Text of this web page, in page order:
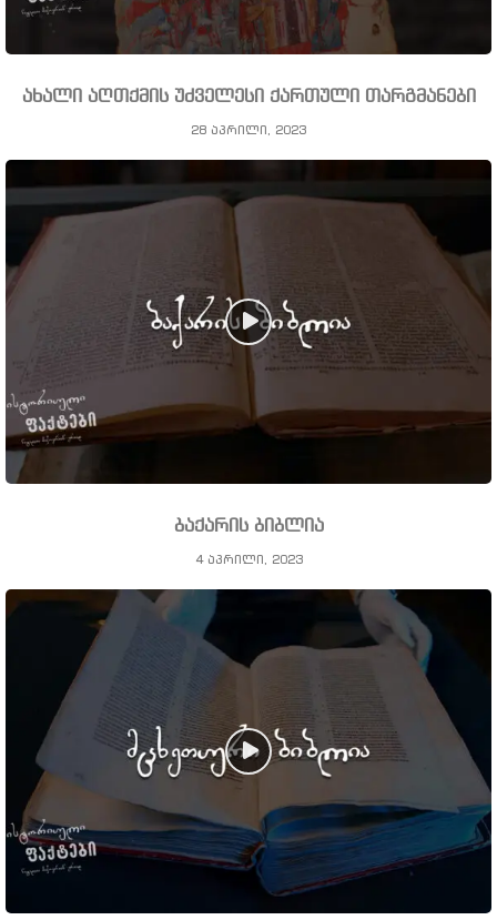
ახალი აღთქმის უძველესი ქართული თარგმანები
28 აპრილი, 2023
ბაქარის ბიბლია
4 აპრილი, 2023